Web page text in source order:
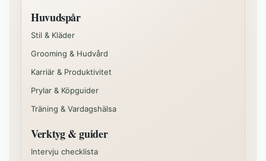
Huvudspår
Stil & Kläder
Grooming & Hudvård
Karriär & Produktivitet
Prylar & Köpguider
Träning & Vardagshälsa
Verktyg & guider
Intervju checklista